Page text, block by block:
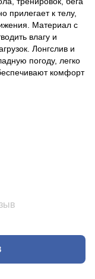
прилегает к телу,
Материал с
влагу и
Лонгслив и
погоду, легко
комфорт